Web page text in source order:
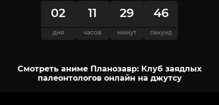
02
дня
11
часов
29
минут
45
секунд
Смотреть аниме Планозавр: Клуб заядлых
палеонтологов онлайн на джутсу